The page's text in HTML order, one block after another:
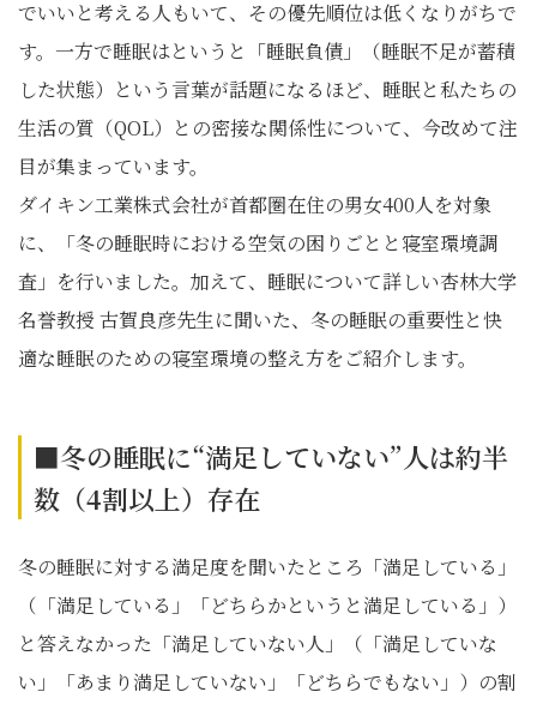
でいいと考える人もいて、その優先順位は低くなりがちで
す。一方で睡眠はというと「睡眠負債」（睡眠不足が蓄積
した状態）という言葉が話題になるほど、睡眠と私たちの
生活の質（QOL）との密接な関係性について、今改めて注
目が集まっています。
ダイキン工業株式会社が首都圏在住の男女400人を対象
に、「冬の睡眠時における空気の困りごとと寝室環境調
査」を行いました。加えて、睡眠について詳しい杏林大学
名誉教授 古賀良彦先生に聞いた、冬の睡眠の重要性と快
適な睡眠のための寝室環境の整え方をご紹介します。
■冬の睡眠に“満足していない”人は約半
数（4割以上）存在
冬の睡眠に対する満足度を聞いたところ「満足している」
（「満足している」「どちらかというと満足している」）
と答えなかった「満足していない人」（「満足していな
い」「あまり満足していない」「どちらでもない」）の割